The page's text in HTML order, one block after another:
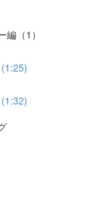
（1）